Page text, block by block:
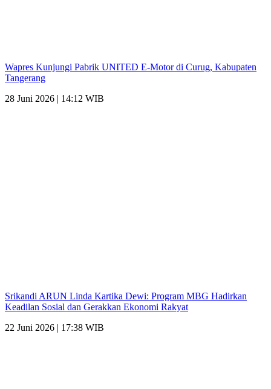
Wapres Kunjungi Pabrik UNITED E-Motor di Curug, Kabupaten
Tangerang
28 Juni 2026 | 14:12 WIB
Srikandi ARUN Linda Kartika Dewi: Program MBG Hadirkan
Keadilan Sosial dan Gerakkan Ekonomi Rakyat
22 Juni 2026 | 17:38 WIB